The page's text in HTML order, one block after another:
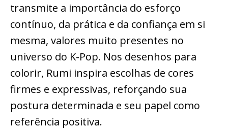
transmite a importância do esforço
contínuo, da prática e da confiança em si
mesma, valores muito presentes no
universo do K-Pop. Nos desenhos para
colorir, Rumi inspira escolhas de cores
firmes e expressivas, reforçando sua
postura determinada e seu papel como
referência positiva.